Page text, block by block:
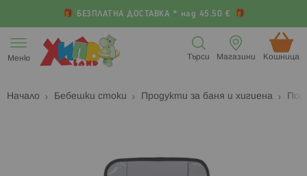
БЕЗПЛАТНА ДОСТАВКА * над 45.50 €
към
съдържанието
Меню Кошница (
Магазини
Търси
Начало Бебешки стоки Продукти за баня и хигиена